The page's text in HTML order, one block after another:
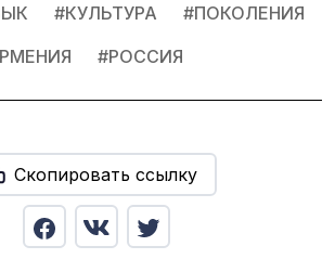
#КУЛЬТУРА #ПОКОЛЕНИЯ
#РОССИЯ
Скопировать ссылку